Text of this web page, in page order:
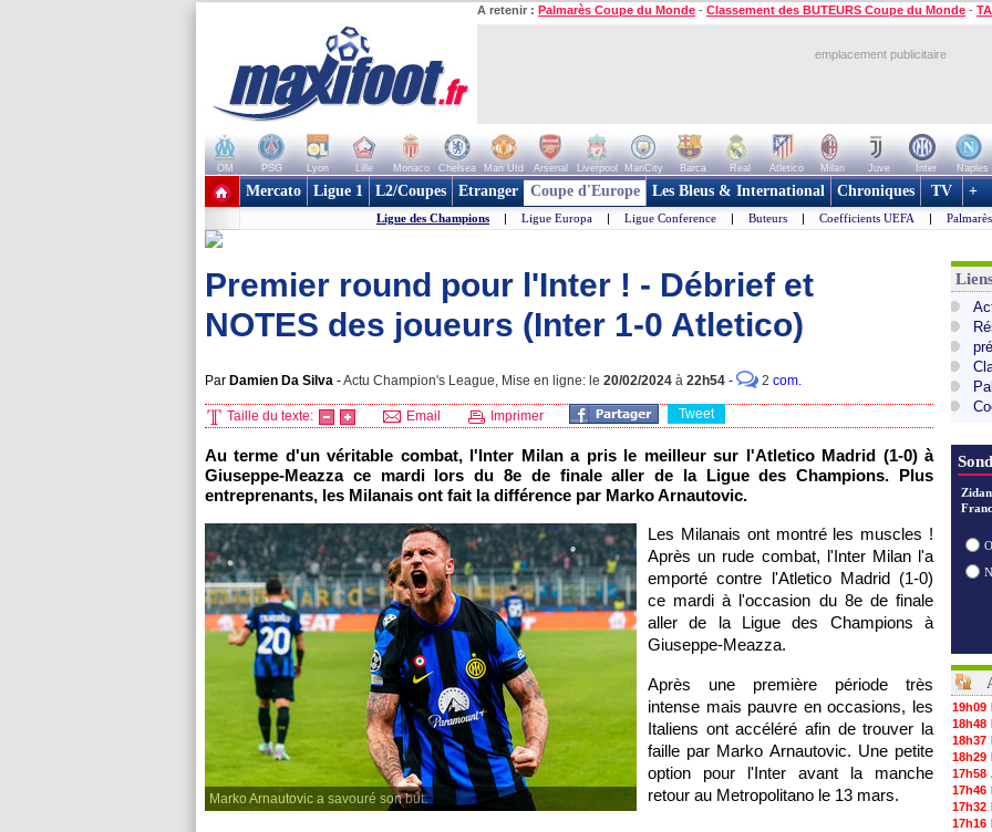
A retenir : Palmarès Coupe du Monde - Classement des BUTEURS Coupe du Monde -
emplacement publicitaire
OM PSG Lyon Lille Monaco Chelsea Man Utd Arsenal Liverpool ManCity Barca Real Atletico Milan Juve Inter Naples
+ de clubs
Mercato Ligue 1 L2/Coupes Etranger Coupe d'Europe Les Bleus & International Chroniques TV +
Ligue des Champions | Ligue Europa | Ligue Conference | Buteurs | Coefficients UEFA |
Premier round pour l'Inter ! - Débrief et
NOTES des joueurs (Inter 1-0 Atletico)
Par Damien Da Silva -Actu Champion's League, Mise en ligne: le 20/02/2024 à 22h54 - 2 com.
Taille du texte: Email Imprimer Tweet
Au terme d'un véritable combat, l'Inter Milan a pris le meilleur sur l'Atletico Madrid (1-0) à
Giuseppe-Meazza ce mardi lors du 8e de finale aller de la Ligue des Champions. Plus
entreprenants, les Milanais ont fait la différence par Marko Arnautovic.
Marko Arnautovic a savouré son but.
Les Milanais ont montré les muscles !
Après un rude combat, l'Inter Milan l'a
emporté contre l'Atletico Madrid (1-0)
ce mardi à l'occasion du 8e de finale
aller de la Ligue des Champions à
Giuseppe-Meazza.
Après une première période très
intense mais pauvre en occasions, les
Italiens ont accéléré afin de trouver la
faille par Marko Arnautovic. Une petite
option pour l'Inter avant la manche
retour au Metropolitano le 13 mars.
19h09
18h48
18h37
18h29
17h58
17h46
17h32
17h16